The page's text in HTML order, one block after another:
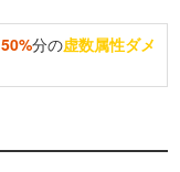
50%分の虚数属性ダメ